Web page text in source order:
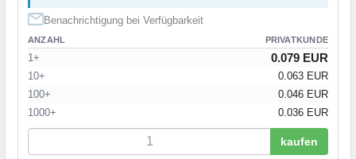
Benachrichtigung bei Verfügbarkeit
ANZAHL PRIVATKUNDE
1+ 0.079 EUR
10+
0.063 EUR
100+
0.046 EUR
1000+
0.036 EUR
kaufen